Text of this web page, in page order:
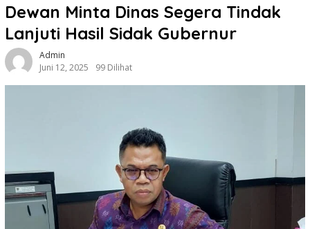
Dewan Minta Dinas Segera Tindak
Lanjuti Hasil Sidak Gubernur
Admin
Juni 12, 2025
99 Dilihat